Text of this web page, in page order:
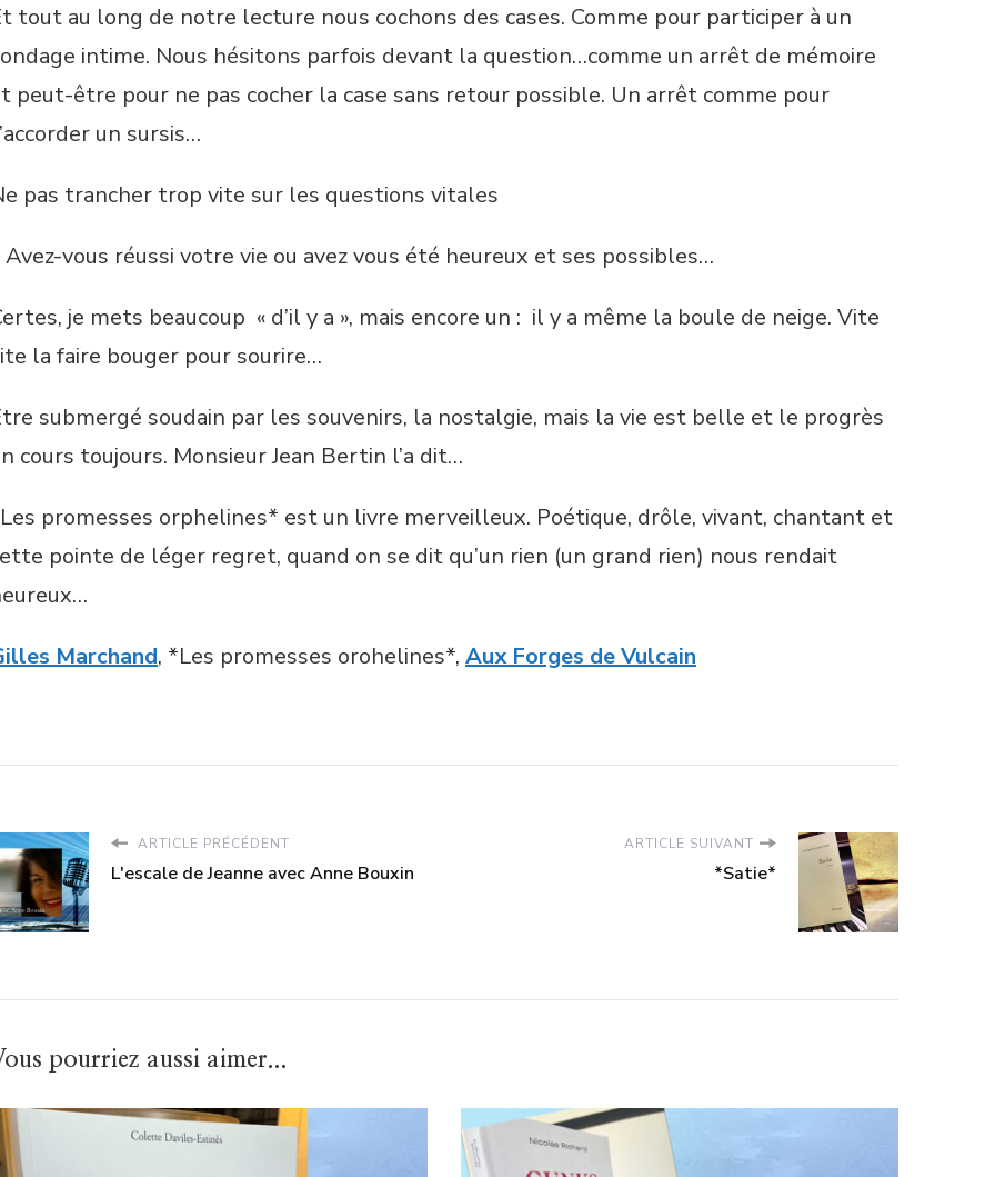
tout au long de notre lecture nous cochons des cases. Comme pour participer à un
intime. Nous hésitons parfois devant la question…comme un arrêt de mémoire
peut-être pour ne pas cocher la case sans retour possible. Un arrêt comme pour
un sursis…
pas trancher trop vite sur les questions vitales
Avez-vous réussi votre vie ou avez vous été heureux et ses possibles…
je mets beaucoup « d’il y a », mais encore un : il y a même la boule de neige. Vite
la faire bouger pour sourire…
submergé soudain par les souvenirs, la nostalgie, mais la vie est belle et le progrès
cours toujours. Monsieur Jean Bertin l’a dit…
promesses orphelines* est un livre merveilleux. Poétique, drôle, vivant, chantant et
pointe de léger regret, quand on se dit qu’un rien (un grand rien) nous rendait
Marchand, *Les promesses orohelines*, Aux Forges de Vulcain
ARTICLE PRÉCÉDENT
L'escale de Jeanne avec Anne Bouxin
ARTICLE SUIVANT
*Satie*
pourriez aussi aimer...